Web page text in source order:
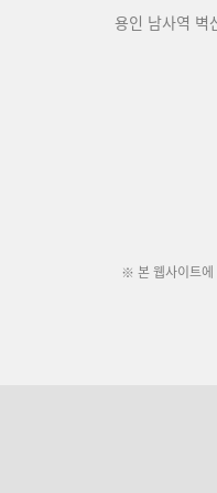
용인 남사역 벽
※ 본 웹사이트에